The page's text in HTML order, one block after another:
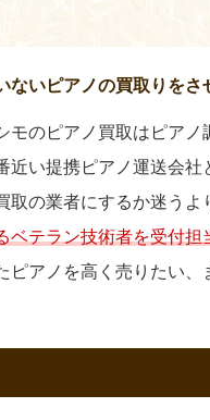
ないピアノの買取りをさ
モのピアノ買取はピアノ
近い提携ピアノ運送会
取の業者にするか迷う
ベテラン技術者を受付担
ピアノを高く売りたい